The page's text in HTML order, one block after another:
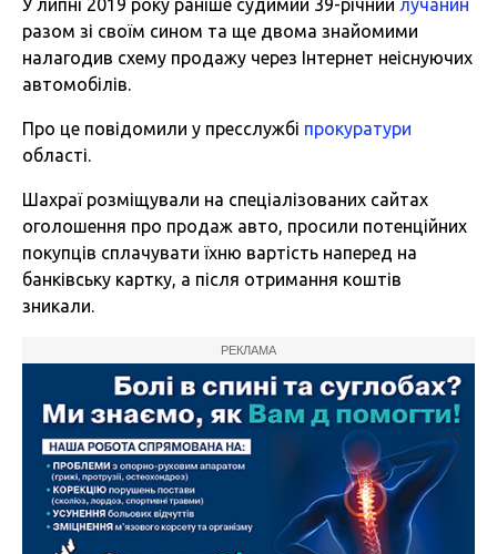
У липні 2019 року раніше судимий 39-річний лучанин
разом зі своїм сином та ще двома знайомими
налагодив схему продажу через Інтернет неіснуючих
автомобілів.
Про це повідомили у пресслужбі прокуратури
області.
Шахраї розміщували на спеціалізованих сайтах
оголошення про продаж авто, просили потенційних
покупців сплачувати їхню вартість наперед на
банківську картку, а після отримання коштів
зникали.
РЕКЛАМА